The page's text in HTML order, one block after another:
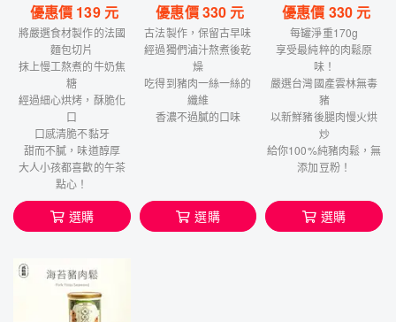
優惠價 139元
將嚴選食材製作的法國
麵包切片
抹上慢工熬煮的牛奶焦
糖
經過細心烘烤，酥脆化
口
口感清脆不黏牙
甜而不膩，味道醇厚
大人小孩都喜歡的午茶
點心！
選購
優惠價330 元
古法製作，保留古早味
經過獨們滷汁熬煮後乾
燥
吃得到豬肉一絲一絲的
纖維
香濃不過膩的口味
選購
優惠價 330元
每罐淨重170g
享受最純粹的肉鬆原
味！
嚴選台灣國產雲林無毒
豬
以新鮮豬後腿肉慢火烘
炒
給你100%純豬肉鬆，無
添加豆粉！
選購